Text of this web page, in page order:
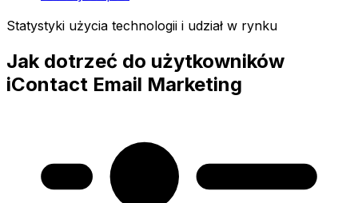
Statystyki użycia technologii i udział w rynku
Jak dotrzeć do użytkowników
iContact Email Marketing